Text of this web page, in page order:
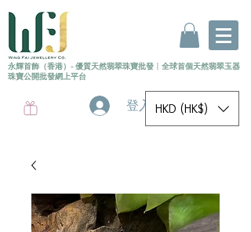
永輝首飾（香港）- 優質天然翡翠珠寶批發 〡 全球首個天然翡翠玉器
珠寶公開批發網上平台
登入 HKD (HK$)